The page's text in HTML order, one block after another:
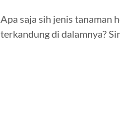
Apa saja sih jenis tanaman
terkandung di dalamnya?